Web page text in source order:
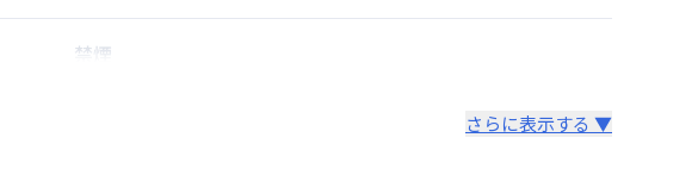
禁煙
さらに表示する ▼